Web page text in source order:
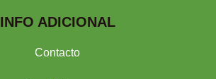
INFO ADICIONAL
Contacto